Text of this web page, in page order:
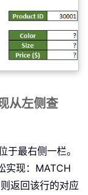
从左侧查
于最右侧一栏。
实现：MATCH
返回该行的对应